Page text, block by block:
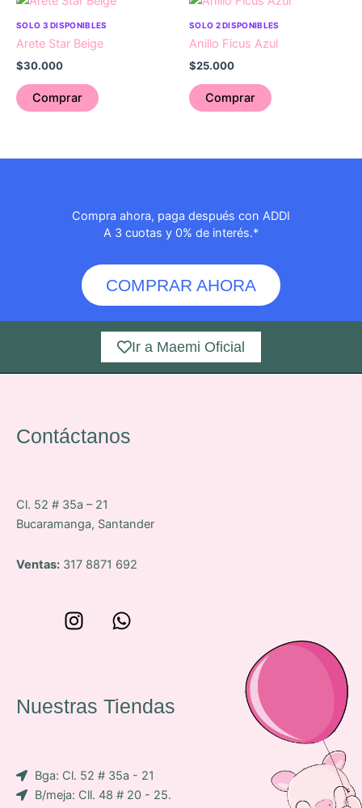
SOLO 3 DISPONIBLES
Arete Star Beige
$30.000
Comprar
SOLO 2 DISPONIBLES
Anillo Ficus Azul
$25.000
Comprar
Compra ahora, paga después con ADDI
A 3 cuotas y 0% de interés.*
COMPRAR AHORA
Ir a Maemi Oficial
Contáctanos
Cl. 52 # 35a – 21
Bucaramanga, Santander
Ventas: 317 8871 692
e
p
c
o
I
a
g
m
W
s
a
Nuestras Tiendas
Bga: Cl. 52 # 35a - 21
B/meja: Cll. 48 # 20 - 25.